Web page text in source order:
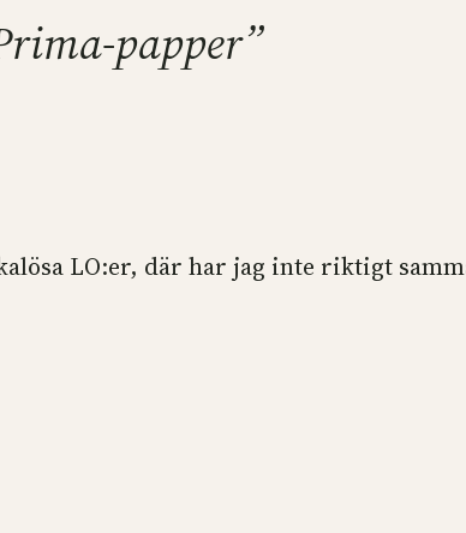
papper”
LO:er, där har jag inte riktigt